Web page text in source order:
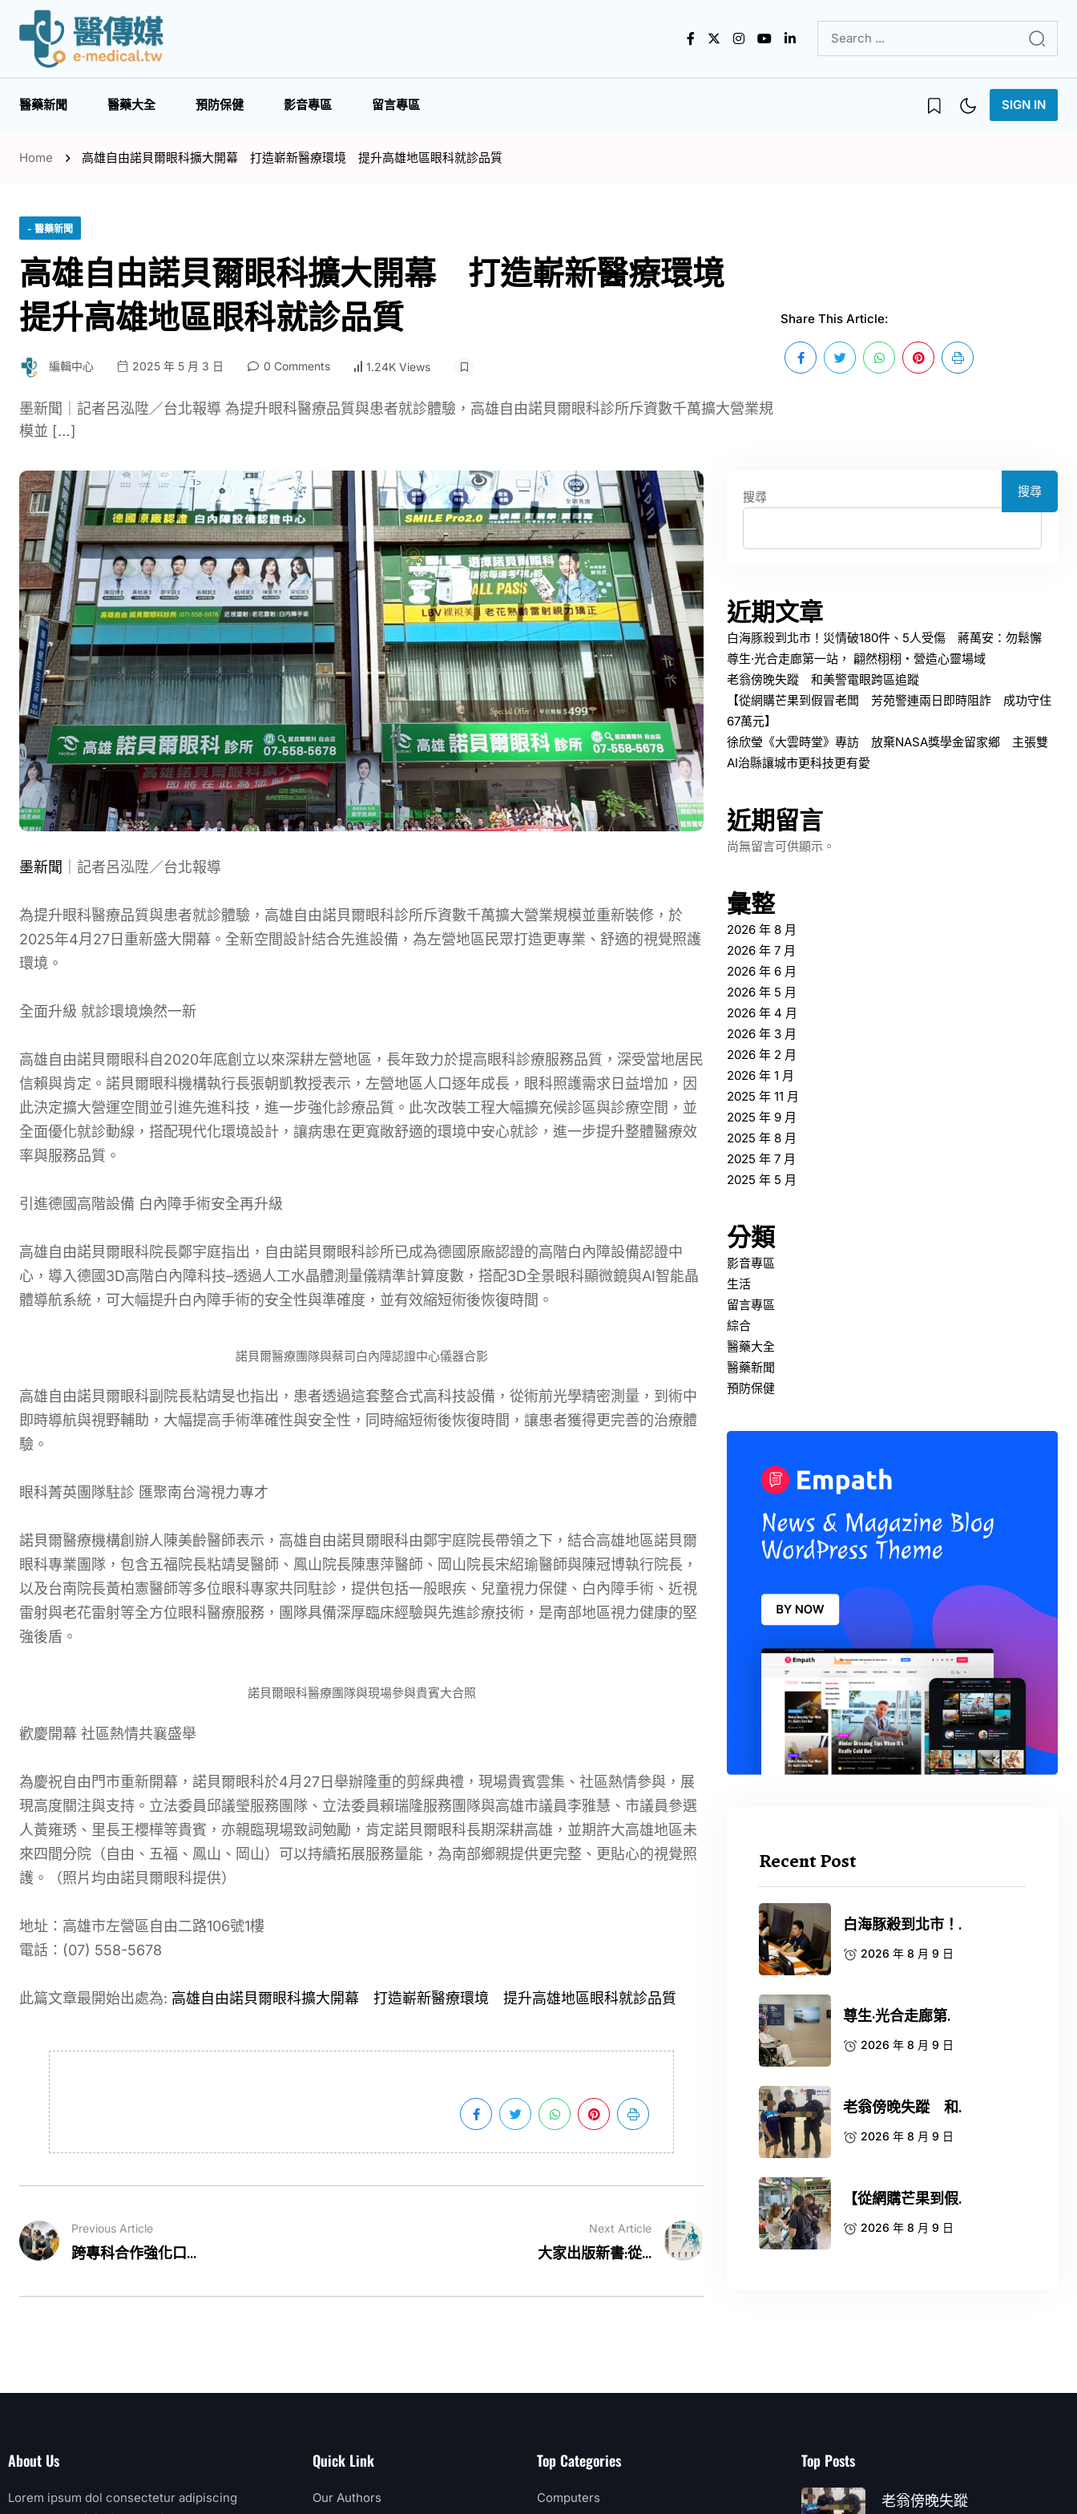
醫藥新聞 醫藥大全 預防保健 影音專區 留言專區 SIGN IN
Home 高雄自由諾貝爾眼科擴大開幕 打造嶄新醫療環境 提升高雄地區眼科就診品質
- 醫藥新聞
高雄自由諾貝爾眼科擴大開幕 打造嶄新醫療環境
提升高雄地區眼科就診品質
編輯中心 2025 年 5 月 3 日 0 Comments 1.24K Views
墨新聞｜記者呂泓陞／台北報導 為提升眼科醫療品質與患者就診體驗，高雄自由諾貝爾眼科診所斥資數千萬擴大營業規
模並 […]
Share This Article:
墨新聞 ｜記者呂泓陞／台北報導
為提升眼科醫療品質與患者就診體驗，高雄自由諾貝爾眼科診所斥資數千萬擴大營業規模並重新裝修，於
2025年4月27日重新盛大開幕。全新空間設計結合先進設備，為左營地區民眾打造更專業、舒適的視覺照護
環境。
全面升級 就診環境煥然一新
高雄自由諾貝爾眼科自2020年底創立以來深耕左營地區，長年致力於提高眼科診療服務品質，深受當地居民
信賴與肯定。諾貝爾眼科機構執行長張朝凱教授表示，左營地區人口逐年成長，眼科照護需求日益增加，因
此決定擴大營運空間並引進先進科技，進一步強化診療品質。此次改裝工程大幅擴充候診區與診療空間，並
全面優化就診動線，搭配現代化環境設計，讓病患在更寬敞舒適的環境中安心就診，進一步提升整體醫療效
率與服務品質。
引進德國高階設備 白內障手術安全再升級
高雄自由諾貝爾眼科院長鄭宇庭指出，自由諾貝爾眼科診所已成為德國原廠認證的高階白內障設備認證中
心，導入德國3D高階白內障科技–透過人工水晶體測量儀精準計算度數，搭配3D全景眼科顯微鏡與AI智能晶
體導航系統，可大幅提升白內障手術的安全性與準確度，並有效縮短術後恢復時間。
諾貝爾醫療團隊與蔡司白內障認證中心儀器合影
高雄自由諾貝爾眼科副院長粘靖旻也指出，患者透過這套整合式高科技設備，從術前光學精密測量，到術中
即時導航與視野輔助，大幅提高手術準確性與安全性，同時縮短術後恢復時間，讓患者獲得更完善的治療體
驗。
眼科菁英團隊駐診 匯聚南台灣視力專才
諾貝爾醫療機構創辦人陳美齡醫師表示，高雄自由諾貝爾眼科由鄭宇庭院長帶領之下，結合高雄地區諾貝爾
眼科專業團隊，包含五福院長粘靖旻醫師、鳳山院長陳惠萍醫師、岡山院長宋紹瑜醫師與陳冠博執行院長，
以及台南院長黃柏憲醫師等多位眼科專家共同駐診，提供包括一般眼疾、兒童視力保健、白內障手術、近視
雷射與老花雷射等全方位眼科醫療服務，團隊具備深厚臨床經驗與先進診療技術，是南部地區視力健康的堅
強後盾。
諾貝爾眼科醫療團隊與現場參與貴賓大合照
歡慶開幕 社區熱情共襄盛舉
為慶祝自由門市重新開幕，諾貝爾眼科於4月27日舉辦隆重的剪綵典禮，現場貴賓雲集、社區熱情參與，展
現高度關注與支持。立法委員邱議瑩服務團隊、立法委員賴瑞隆服務團隊與高雄市議員李雅慧、市議員參選
人黃雍琇、里長王櫻樺等貴賓，亦親臨現場致詞勉勵，肯定諾貝爾眼科長期深耕高雄，並期許大高雄地區未
來四間分院（自由、五福、鳳山、岡山）可以持續拓展服務量能，為南部鄉親提供更完整、更貼心的視覺照
護。（照片均由諾貝爾眼科提供）
地址：高雄市左營區自由二路106號1樓
電話：(07) 558-5678
此篇文章最開始出處為: 高雄自由諾貝爾眼科擴大開幕 打造嶄新醫療環境 提升高雄地區眼科就診品質
Previous Article
跨專科合作強化口...
Next Article
大家出版新書:從...
搜尋 搜尋
近期文章
白海豚殺到北市！災情破180件、5人受傷 蔣萬安：勿鬆懈
尊生·光合走廊第一站， 翩然栩栩・營造心靈場域
老翁傍晚失蹤 和美警電眼跨區追蹤
【從網購芒果到假冒老闆 芳苑警連兩日即時阻詐 成功守住
67萬元】
徐欣瑩《大雲時堂》專訪 放棄NASA獎學金留家鄉 主張雙
AI治縣讓城市更科技更有愛
近期留言
尚無留言可供顯示。
彙整
2026 年 8 月
2026 年 7 月
2026 年 6 月
2026 年 5 月
2026 年 4 月
2026 年 3 月
2026 年 2 月
2026 年 1 月
2025 年 11 月
2025 年 9 月
2025 年 8 月
2025 年 7 月
2025 年 5 月
分類
影音專區
生活
留言專區
綜合
醫藥大全
醫藥新聞
預防保健
Recent Post
白海豚殺到北市！.
2026 年 8 月 9 日
尊生·光合走廊第.
2026 年 8 月 9 日
老翁傍晚失蹤 和.
2026 年 8 月 9 日
【從網購芒果到假.
2026 年 8 月 9 日
About Us
Lorem ipsum dol consectetur adipiscing
Quick Link
Our Authors
Top Categories
Computers
Top Posts
老翁傍晚失蹤